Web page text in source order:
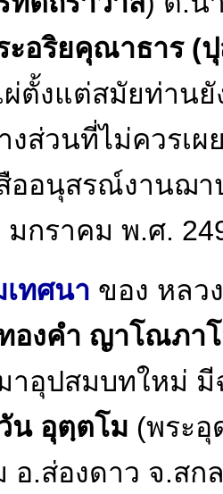
ะอริยคุณาธาร (ปุ
ผ่ตั้งแต่สมัยท่านยั
งส่วนที่ไม่ควรเ
ออนุสรณ์งานฌา
มกราคม พ.ศ.
เทศนา ของ หลว
องคำ ญาโณภา
าอุปสมบทใหม่
น อุตฺตโม (พระอุ
อ.ส่องดาว จ.ส